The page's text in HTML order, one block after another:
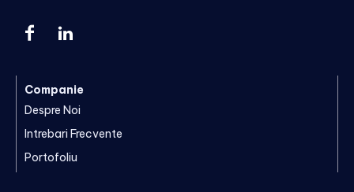
Companie
Despre Noi
Intrebari Frecvente
Portofoliu